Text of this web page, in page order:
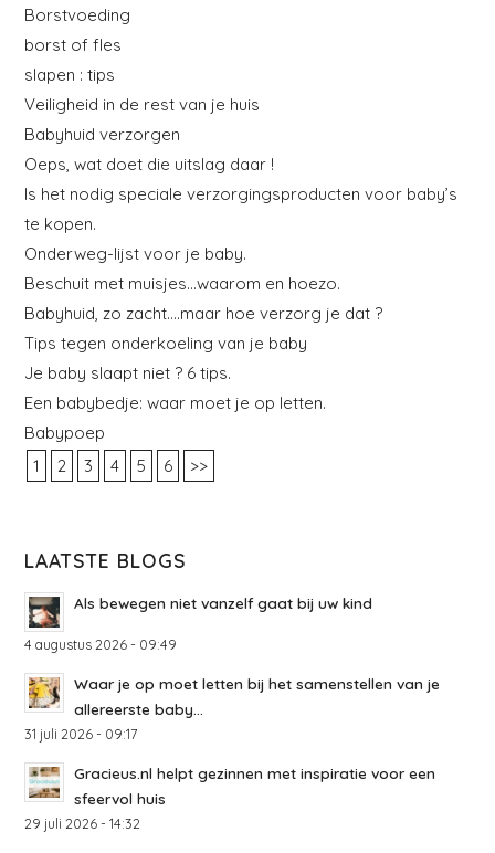
Borstvoeding
borst of fles
slapen : tips
Veiligheid in de rest van je huis
Babyhuid verzorgen
Oeps, wat doet die uitslag daar !
Is het nodig speciale verzorgingsproducten voor baby’s
te kopen.
Onderweg-lijst voor je baby.
Beschuit met muisjes…waarom en hoezo.
Babyhuid, zo zacht….maar hoe verzorg je dat ?
Tips tegen onderkoeling van je baby
Je baby slaapt niet ? 6 tips.
Een babybedje: waar moet je op letten.
Babypoep
1
2 3 4 5 6 >>
LAATSTE BLOGS
Als bewegen niet vanzelf gaat bij uw kind
4 augustus 2026 - 09:49
Waar je op moet letten bij het samenstellen van je
allereerste baby...
31 juli 2026 - 09:17
Gracieus.nl helpt gezinnen met inspiratie voor een
sfeervol huis
29 juli 2026 - 14:32